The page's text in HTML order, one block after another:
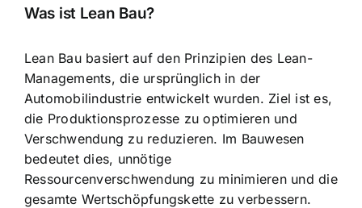
Was ist Lean Bau?
Lean Bau basiert auf den Prinzipien des Lean-
Managements, die ursprünglich in der
Automobilindustrie entwickelt wurden. Ziel ist es,
die Produktionsprozesse zu optimieren und
Verschwendung zu reduzieren. Im Bauwesen
bedeutet dies, unnötige
Ressourcenverschwendung zu minimieren und die
gesamte Wertschöpfungskette zu verbessern.